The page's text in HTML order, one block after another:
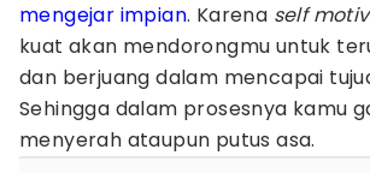
mengejar impian. Karena self
kuat akan mendorongmu untuk
dan berjuang dalam mencapai
Sehingga dalam prosesnya kamu
menyerah ataupun putus asa.